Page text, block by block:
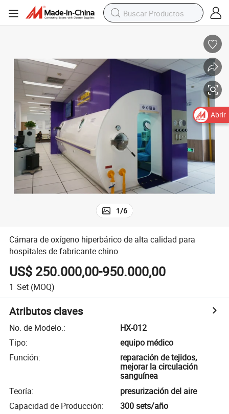
1/6
Cámara de oxígeno hiperbárico de alta calidad para
hospitales de fabricante chino
US$ 250.000,00-950.000,00
1 Set (MOQ)
Atributos claves
No. de Modelo.:
HX-012
Tipo:
equipo médico
Función:
reparación de tejidos,
mejorar la circulación
sanguínea
Teoría:
presurización del aire
Capacidad de Producción: 300 sets/año
Abrir